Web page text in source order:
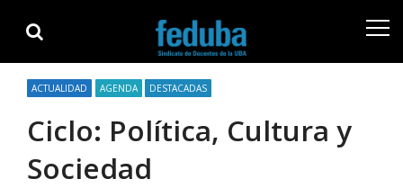
navigation
content
ACTUALIDAD AGENDA DESTACADAS
Ciclo: Política, Cultura y
Sociedad